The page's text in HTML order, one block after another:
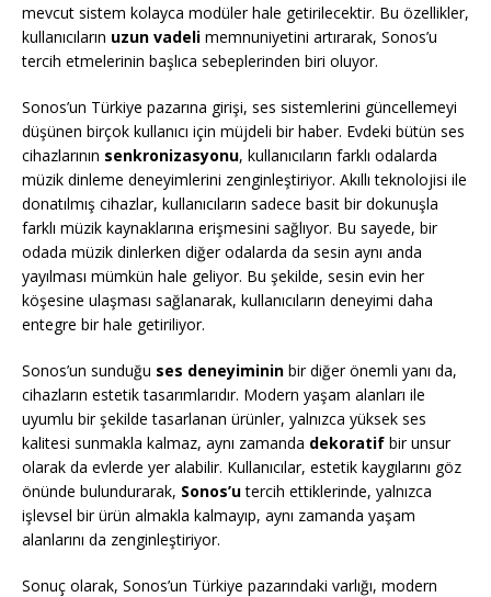
mevcut sistem kolayca modüler hale getirilecektir. Bu özellikler,
kullanıcıların uzun vadeli memnuniyetini artırarak, Sonos’u
tercih etmelerinin başlıca sebeplerinden biri oluyor.
Sonos’un Türkiye pazarına girişi, ses sistemlerini güncellemeyi
düşünen birçok kullanıcı için müjdeli bir haber. Evdeki bütün ses
cihazlarının senkronizasyonu, kullanıcıların farklı odalarda
müzik dinleme deneyimlerini zenginleştiriyor. Akıllı teknolojisi ile
donatılmış cihazlar, kullanıcıların sadece basit bir dokunuşla
farklı müzik kaynaklarına erişmesini sağlıyor. Bu sayede, bir
odada müzik dinlerken diğer odalarda da sesin aynı anda
yayılması mümkün hale geliyor. Bu şekilde, sesin evin her
köşesine ulaşması sağlanarak, kullanıcıların deneyimi daha
entegre bir hale getiriliyor.
Sonos’un sunduğu ses deneyiminin bir diğer önemli yanı da,
cihazların estetik tasarımlarıdır. Modern yaşam alanları ile
uyumlu bir şekilde tasarlanan ürünler, yalnızca yüksek ses
kalitesi sunmakla kalmaz, aynı zamanda dekoratif bir unsur
olarak da evlerde yer alabilir. Kullanıcılar, estetik kaygılarını göz
önünde bulundurarak, Sonos’utercih ettiklerinde, yalnızca
işlevsel bir ürün almakla kalmayıp, aynı zamanda yaşam
alanlarını da zenginleştiriyor.
Sonuç olarak, Sonos’un Türkiye pazarındaki varlığı, modern